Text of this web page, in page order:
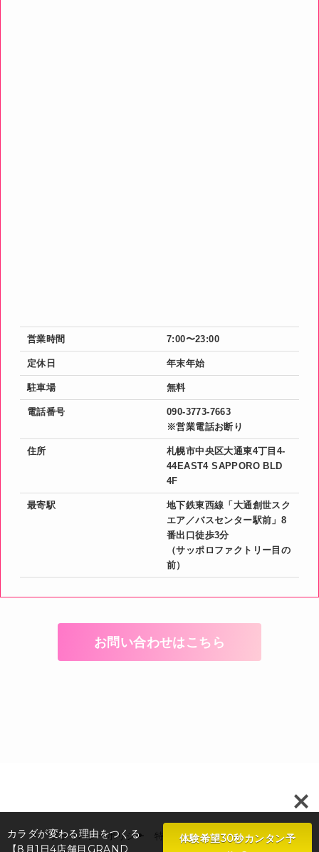
営業時間 7:00〜23:00
定休日 年末年始
駐車場 無料
電話番号
090-3773-7663
※営業電話お断り
住所
札幌市中央区大通東4丁目4-
44EAST4 SAPPORO BLD
4F
最寄駅
地下鉄東西線「大通創世スク
エア／バスセンター駅前」8
番出口徒歩3分
（サッポロファクトリー目の
前）
お問い合わせはこちら
プライバシーポリシー 特定商取引法に基づく表示
カラダが変わる理由をつくる
【8月1日4店舗目GRAND
体験希望30秒カンタン予